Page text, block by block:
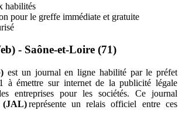
habilités
pour le greffe immédiate et gratuite
- Saône-et-Loire (71)
est un journal en ligne habilité par le préfet
à émettre sur internet de la publicité légale
entreprises pour les sociétés. Ce journal
(JAL)représente un relais officiel entre ces